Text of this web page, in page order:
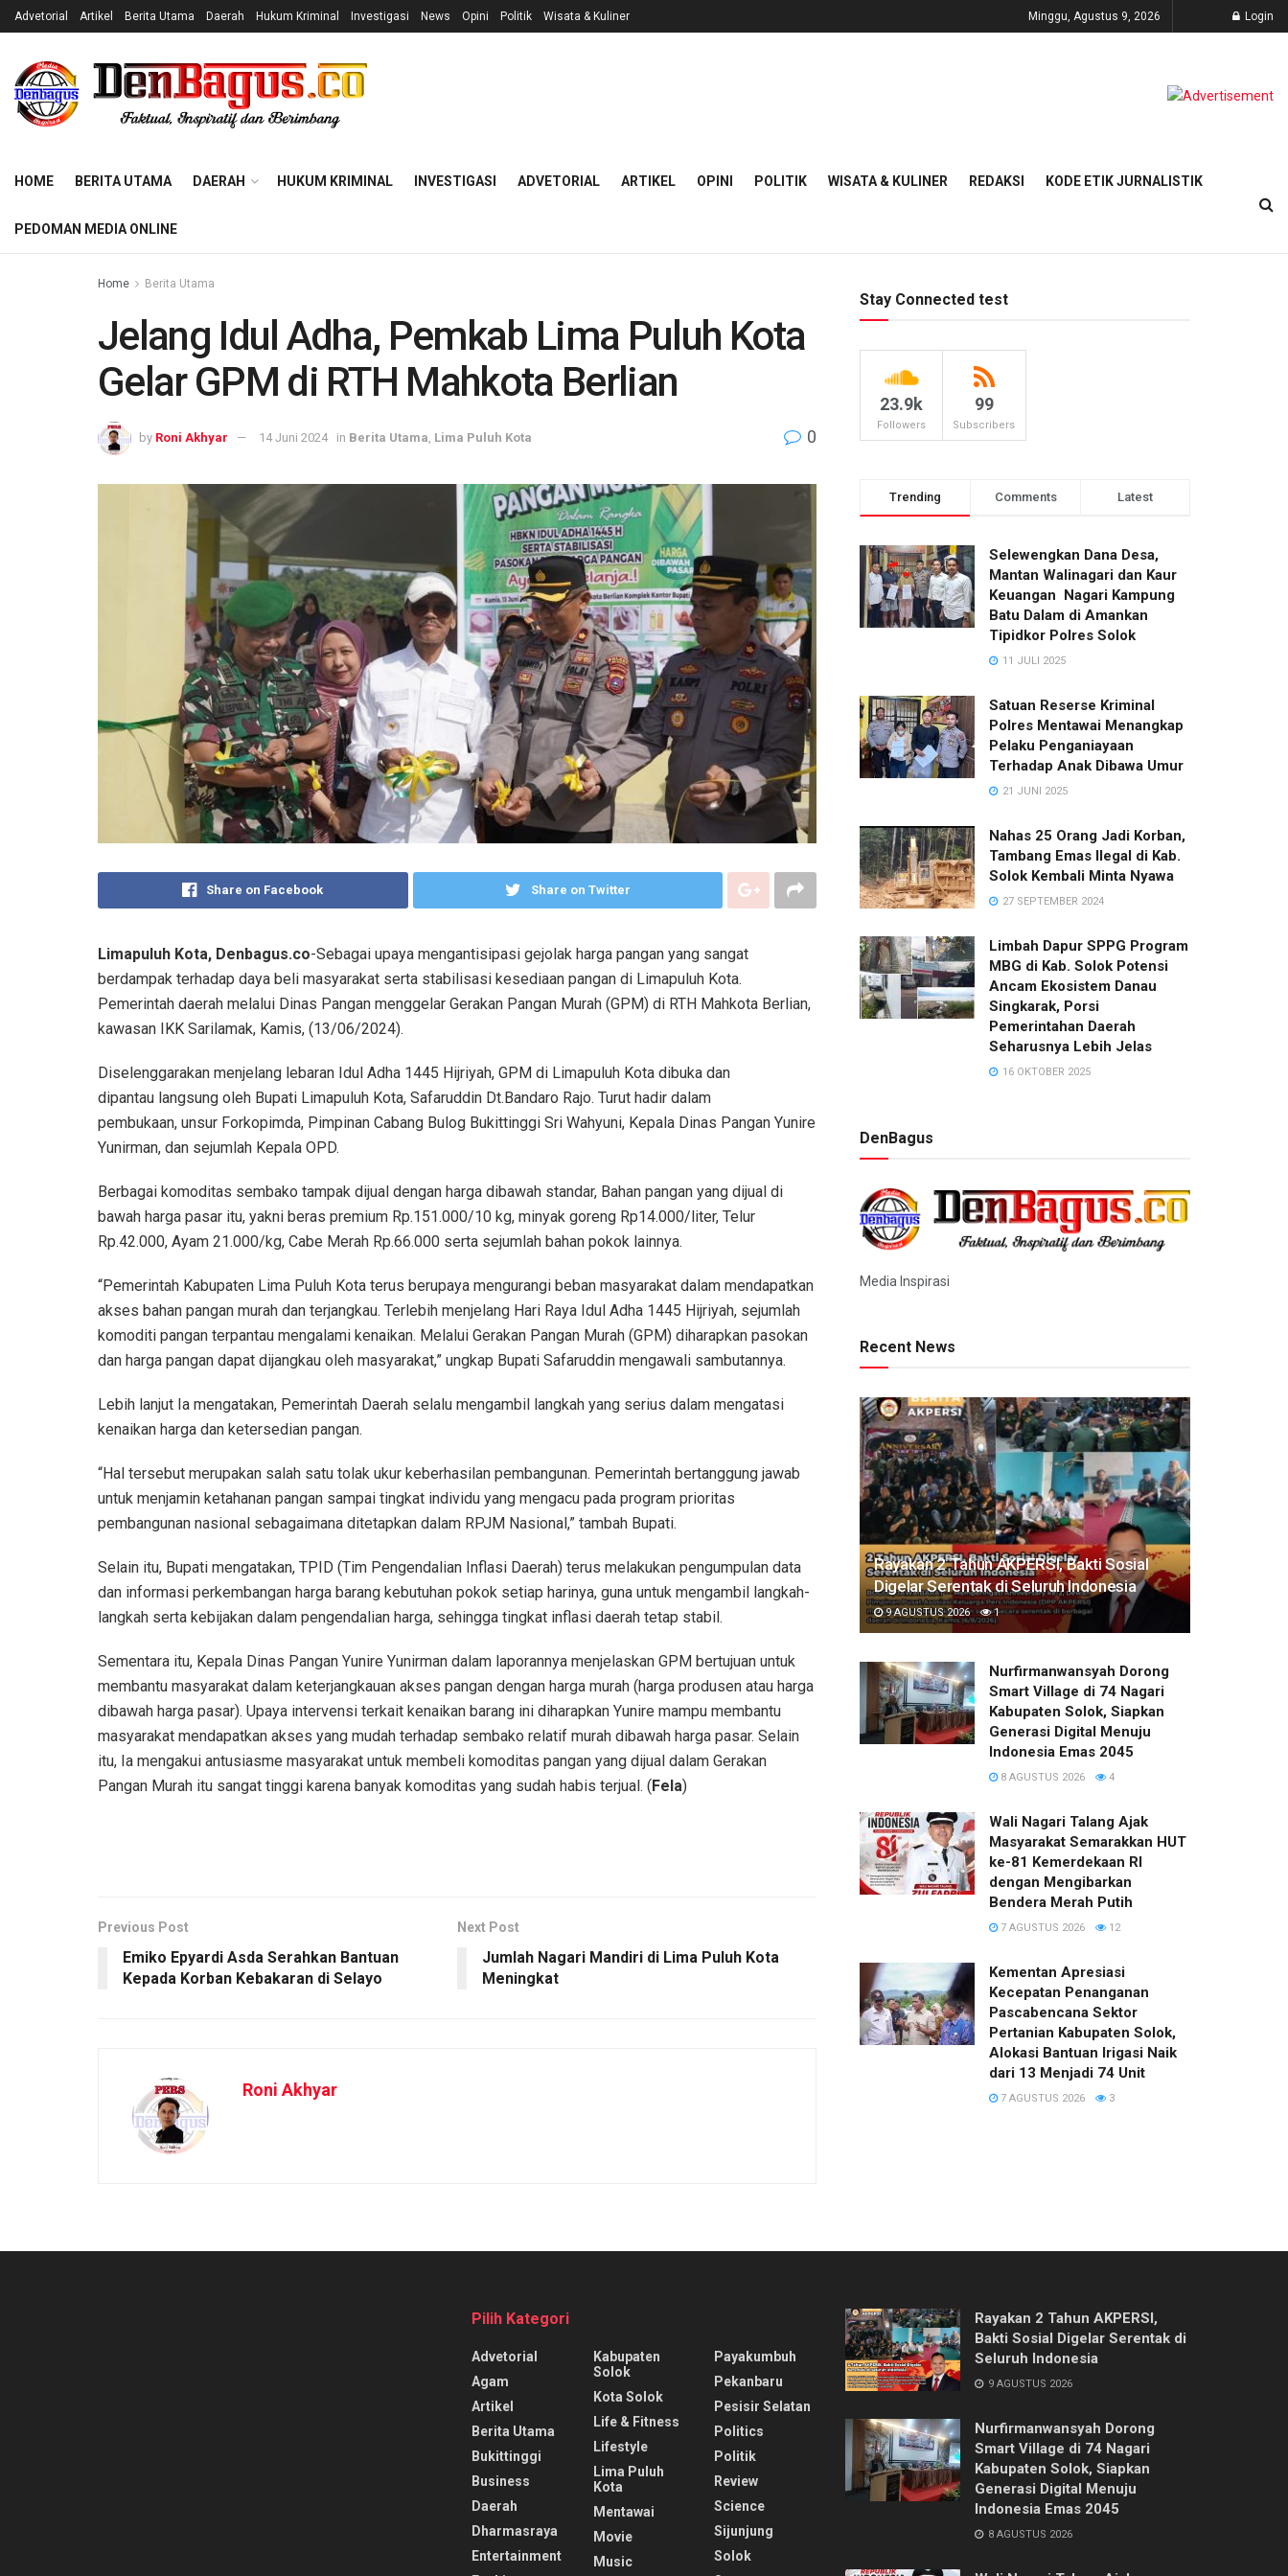
Advetorial Artikel Berita Utama Daerah Hukum Kriminal Investigasi News Opini Politik Wisata & Kuliner Minggu, Agustus 9, 2026 Login
HOME BERITA UTAMA DAERAH HUKUM KRIMINAL INVESTIGASI ADVETORIAL ARTIKEL OPINI POLITIK WISATA & KULINER REDAKSI KODE ETIK JURNALISTIK
PEDOMAN MEDIA ONLINE
Home Berita Utama
Jelang Idul Adha, Pemkab Lima Puluh Kota
Gelar GPM di RTH Mahkota Berlian
by Roni Akhyar 14 Juni 2024 in Berita Utama Lima Puluh Kota 0
Share on Facebook Share on Twitter
Limapuluh Kota, Denbagus.co-Sebagai upaya mengantisipasi gejolak harga pangan yang sangat
berdampak terhadap daya beli masyarakat serta stabilisasi kesediaan pangan di Limapuluh Kota.
Pemerintah daerah melalui Dinas Pangan menggelar Gerakan Pangan Murah (GPM) di RTH Mahkota Berlian,
kawasan IKK Sarilamak, Kamis, (13/06/2024).
Diselenggarakan menjelang lebaran Idul Adha 1445 Hijriyah, GPM di Limapuluh Kota dibuka dan
dipantau langsung oleh Bupati Limapuluh Kota, Safaruddin Dt.Bandaro Rajo. Turut hadir dalam
pembukaan, unsur Forkopimda, Pimpinan Cabang Bulog Bukittinggi Sri Wahyuni, Kepala Dinas Pangan Yunire
Yunirman, dan sejumlah Kepala OPD.
Berbagai komoditas sembako tampak dijual dengan harga dibawah standar, Bahan pangan yang dijual di
bawah harga pasar itu, yakni beras premium Rp.151.000/10 kg, minyak goreng Rp14.000/liter, Telur
Rp.42.000, Ayam 21.000/kg, Cabe Merah Rp.66.000 serta sejumlah bahan pokok lainnya.
“Pemerintah Kabupaten Lima Puluh Kota terus berupaya mengurangi beban masyarakat dalam mendapatkan
akses bahan pangan murah dan terjangkau. Terlebih menjelang Hari Raya Idul Adha 1445 Hijriyah, sejumlah
komoditi pangan terpantau mengalami kenaikan. Melalui Gerakan Pangan Murah (GPM) diharapkan pasokan
dan harga pangan dapat dijangkau oleh masyarakat,” ungkap Bupati Safaruddin mengawali sambutannya.
Lebih lanjut Ia mengatakan, Pemerintah Daerah selalu mengambil langkah yang serius dalam mengatasi
kenaikan harga dan ketersedian pangan.
“Hal tersebut merupakan salah satu tolak ukur keberhasilan pembangunan. Pemerintah bertanggung jawab
untuk menjamin ketahanan pangan sampai tingkat individu yang mengacu pada program prioritas
pembangunan nasional sebagaimana ditetapkan dalam RPJM Nasional,” tambah Bupati.
Selain itu, Bupati mengatakan, TPID (Tim Pengendalian Inflasi Daerah) terus melakukan pengumpulan data
dan informasi perkembangan harga barang kebutuhan pokok setiap harinya, guna untuk mengambil langkah-
langkah serta kebijakan dalam pengendalian harga, sehingga tingkat inflasi daerah tetap stabil.
Sementara itu, Kepala Dinas Pangan Yunire Yunirman dalam laporannya menjelaskan GPM bertujuan untuk
membantu masyarakat dalam keterjangkauan akses pangan dengan harga murah (harga produsen atau harga
dibawah harga pasar). Upaya intervensi terkait kenaikan barang ini diharapkan Yunire mampu membantu
masyarakat mendapatkan akses yang mudah terhadap sembako relatif murah dibawah harga pasar. Selain
itu, Ia mengakui antusiasme masyarakat untuk membeli komoditas pangan yang dijual dalam Gerakan
Pangan Murah itu sangat tinggi karena banyak komoditas yang sudah habis terjual. (Fela)
Previous Post
Emiko Epyardi Asda Serahkan Bantuan
Kepada Korban Kebakaran di Selayo
Next Post
Jumlah Nagari Mandiri di Lima Puluh Kota
Meningkat
Roni Akhyar
Stay Connected test
23.9k
Followers
99
Subscribers
Trending Comments Latest
Selewengkan Dana Desa,
Mantan Walinagari dan Kaur
Keuangan Nagari Kampung
Batu Dalam di Amankan
Tipidkor Polres Solok
11 JULI 2025
Satuan Reserse Kriminal
Polres Mentawai Menangkap
Pelaku Penganiayaan
Terhadap Anak Dibawa Umur
21 JUNI 2025
Nahas 25 Orang Jadi Korban,
Tambang Emas Ilegal di Kab.
Solok Kembali Minta Nyawa
27 SEPTEMBER 2024
Limbah Dapur SPPG Program
MBG di Kab. Solok Potensi
Ancam Ekosistem Danau
Singkarak, Porsi
Pemerintahan Daerah
Seharusnya Lebih Jelas
16 OKTOBER 2025
DenBagus
Media Inspirasi
Recent News
Rayakan 2 Tahun AKPERSI, Bakti Sosial
Digelar Serentak di Seluruh Indonesia
9 AGUSTUS 2026 1
Nurfirmanwansyah Dorong
Smart Village di 74 Nagari
Kabupaten Solok, Siapkan
Generasi Digital Menuju
Indonesia Emas 2045
8 AGUSTUS 2026 4
Wali Nagari Talang Ajak
Masyarakat Semarakkan HUT
ke-81 Kemerdekaan RI
dengan Mengibarkan
Bendera Merah Putih
7 AGUSTUS 2026 12
Kementan Apresiasi
Kecepatan Penanganan
Pascabencana Sektor
Pertanian Kabupaten Solok,
Alokasi Bantuan Irigasi Naik
dari 13 Menjadi 74 Unit
7 AGUSTUS 2026 3
Pilih Kategori
Advetorial
Agam
Artikel
Berita Utama
Bukittinggi
Business
Daerah
Dharmasraya
Entertainment
Kabupaten
Solok
Kota Solok
Life & Fitness
Lifestyle
Lima Puluh
Kota
Mentawai
Movie
Music
Payakumbuh
Pekanbaru
Pesisir Selatan
Politics
Politik
Review
Science
Sijunjung
Solok
Rayakan 2 Tahun AKPERSI,
Bakti Sosial Digelar Serentak di
Seluruh Indonesia
9 AGUSTUS 2026
Nurfirmanwansyah Dorong
Smart Village di 74 Nagari
Kabupaten Solok, Siapkan
Generasi Digital Menuju
Indonesia Emas 2045
8 AGUSTUS 2026